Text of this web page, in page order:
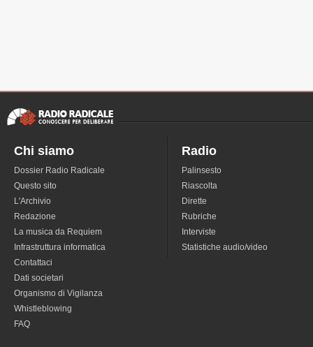
Chi siamo
Dossier Radio Radicale
Questo sito
L'Archivio
Redazione
La musica da Requiem
Infrastruttura informatica
Contattaci
Dati societari
Organismo di Vigilanza
Whistleblowing
FAQ
Radio
Palinsesto
Riascolta
Dirette
Rubriche
Interviste
Statistiche audio/video